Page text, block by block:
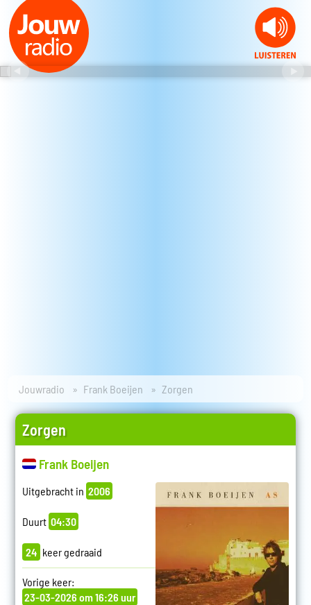
Jouwradio Frank Boeijen Zorgen
Zorgen
Frank Boeijen
Uitgebracht in 2006
Duurt 04:30
24 keer gedraaid
Vorige keer:
23-03-2026 om 16:26 uur